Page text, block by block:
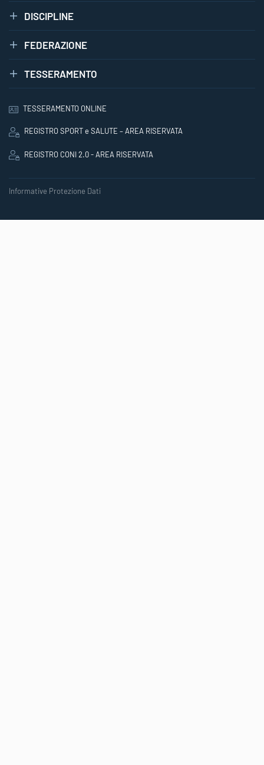
DISCIPLINE
FEDERAZIONE
TESSERAMENTO
TESSERAMENTO ONLINE
REGISTRO SPORT e SALUTE – AREA RISERVATA
REGISTRO CONI 2.0 - AREA RISERVATA
Informative Protezione Dati